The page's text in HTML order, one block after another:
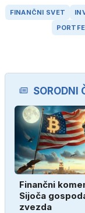
FINANČNI SVET
SORODNI
Finančni
Sijoča
zvezda